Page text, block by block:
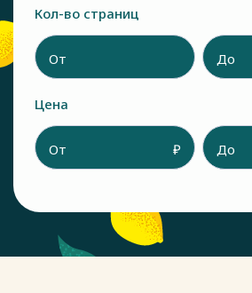
Кол-во страниц
От До
Цена
От ₽ До